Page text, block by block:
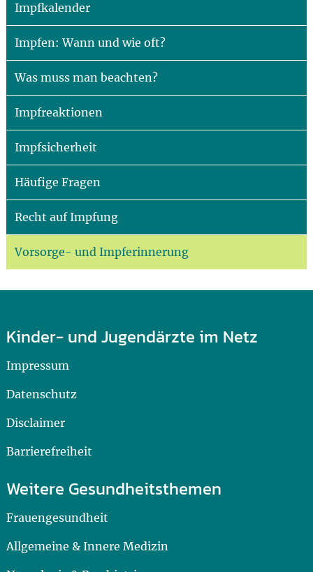
Impfkalender
Impfen: Wann und wie oft?
Was muss man beachten?
Impfreaktionen
Impfsicherheit
Häufige Fragen
Recht auf Impfung
Vorsorge- und Impferinnerung
Kinder- und Jugendärzte im Netz
Impressum
Datenschutz
Disclaimer
Barrierefreiheit
Weitere Gesundheitsthemen
Frauengesundheit
Allgemeine & Innere Medizin